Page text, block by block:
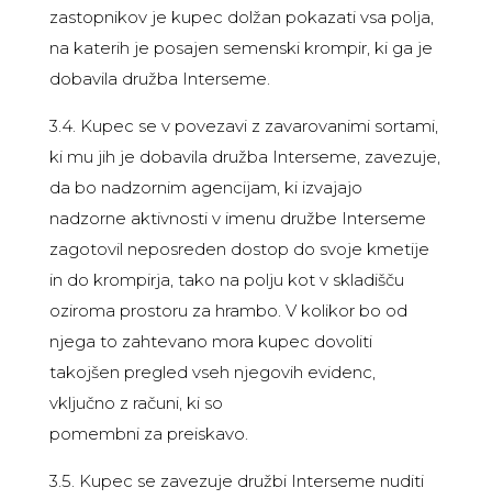
zastopnikov je kupec dolžan pokazati vsa polja,
na katerih je posajen semenski krompir, ki ga je
dobavila družba Interseme.
3.4. Kupec se v povezavi z zavarovanimi sortami,
ki mu jih je dobavila družba Interseme, zavezuje,
da bo nadzornim agencijam, ki izvajajo
nadzorne aktivnosti v imenu družbe Interseme
zagotovil neposreden dostop do svoje kmetije
in do krompirja, tako na polju kot v skladišču
oziroma prostoru za hrambo. V kolikor bo od
njega to zahtevano mora kupec dovoliti
takojšen pregled vseh njegovih evidenc,
vključno z računi, ki so
pomembni za preiskavo.
3.5. Kupec se zavezuje družbi Interseme nuditi